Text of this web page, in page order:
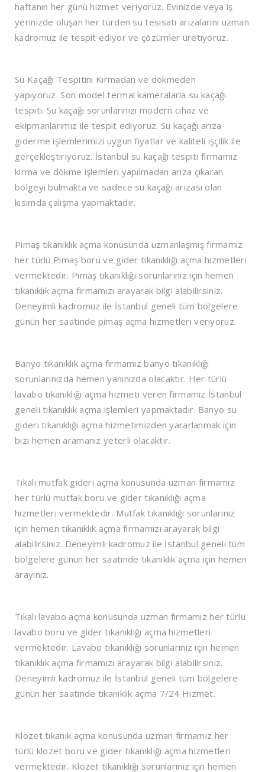
haftanın her günü hizmet veriyoruz. Evinizde veya iş
yerinizde oluşan her türden su tesisatı arızalarını uzman
kadromuz ile tespit ediyor ve çözümler üretiyoruz.
Su Kaçağı Tespitini Kırmadan ve dökmeden
yapıyoruz. Son model termal kameralarla su kaçağı
tespiti. Su kaçağı sorunlarınızı modern cihaz ve
ekipmanlarımız ile tespit ediyoruz. Su kaçağı arıza
giderme işlemlerimizi uygun fiyatlar ve kaliteli işçilik ile
gerçekleştiriyoruz. İstanbul su kaçağı tespiti firmamız
kırma ve dökme işlemleri yapılmadan arıza çıkaran
bölgeyi bulmakta ve sadece su kaçağı arızası olan
kısımda çalışma yapmaktadır.
Pimaş tıkanıklık açma konusunda uzmanlaşmış firmamız
her türlü Pimaş boru ve gider tıkanıklığı açma hizmetleri
vermektedir. Pimaş tıkanıklığı sorunlarınız için hemen
tıkanıklık açma firmamızı arayarak bilgi alabilirsiniz.
Deneyimli kadromuz ile İstanbul geneli tüm bölgelere
günün her saatinde pimaş açma hizmetleri veriyoruz.
Banyo tıkanıklık açma firmamız banyo tıkanıklığı
sorunlarınızda hemen yanınızda olacaktır. Her türlü
lavabo tıkanıklığı açma hizmeti veren firmamız İstanbul
geneli tıkanıklık açma işlemleri yapmaktadır. Banyo su
gideri tıkanıklığı açma hizmetimizden yararlanmak için
bizi hemen aramanız yeterli olacaktır.
Tıkalı mutfak gideri açma konusunda uzman firmamız
her türlü mutfak boru ve gider tıkanıklığı açma
hizmetleri vermektedir. Mutfak tıkanıklığı sorunlarınız
için hemen tıkanıklık açma firmamızı arayarak bilgi
alabilirsiniz. Deneyimli kadromuz ile İstanbul geneli tüm
bölgelere günün her saatinde tıkanıklık açma için hemen
arayınız.
Tıkalı lavabo açma konusunda uzman firmamız her türlü
lavabo boru ve gider tıkanıklığı açma hizmetleri
vermektedir. Lavabo tıkanıklığı sorunlarınız için hemen
tıkanıklık açma firmamızı arayarak bilgi alabilirsiniz.
Deneyimli kadromuz ile İstanbul geneli tüm bölgelere
günün her saatinde tıkanıklık açma 7/24 Hizmet.
Klozet tıkanık açmakonusunda uzman firmamız her
türlü klozet boru ve gider tıkanıklığı açma hizmetleri
vermektedir. Klozet tıkanıklığı sorunlarınız için hemen